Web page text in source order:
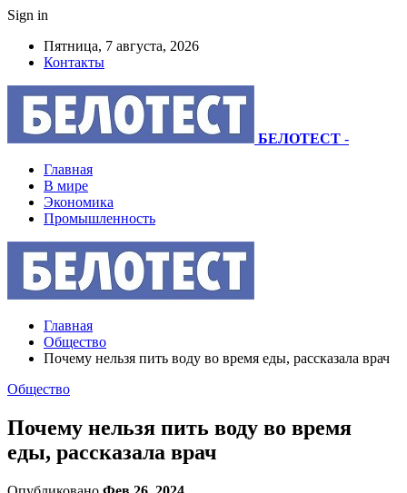
Sign in
Пятница, 7 августа, 2026
Контакты
БЕЛОТЕСТ -
Главная
В мире
Экономика
Промышленность
Главная
Общество
Почему нельзя пить воду во время еды, рассказала врач
Общество
Почему нельзя пить воду во время
еды, рассказала врач